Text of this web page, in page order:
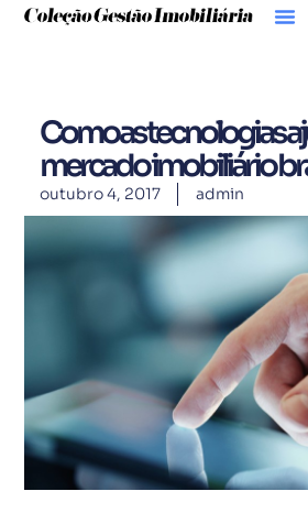
Como as tecnologias
mercado imobiliário
outubro 4, 2017 admin